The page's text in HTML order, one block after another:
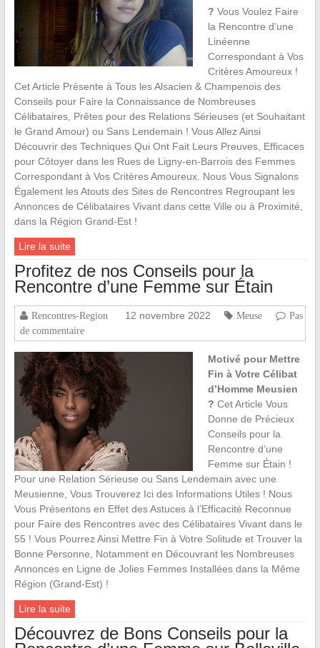
? Vous Voulez Faire
la Rencontre d’une
Linéenne
Correspondant à Vos
Critères Amoureux !
Cet Article Présente à Tous les Alsacien & Champenois des
Conseils pour Faire la Connaissance de Nombreuses
Célibataires, Prêtes pour des Relations Sérieuses (et Souhaitant
le Grand Amour) ou Sans Lendemain ! Vous Allez Ainsi
Découvrir des Techniques Qui Ont Fait Leurs Preuves, Efficaces
pour Côtoyer dans les Rues de Ligny-en-Barrois des Femmes
Correspondant à Vos Critères Amoureux. Nous Vous Signalons
Également les Atouts des Sites de Rencontres Regroupant les
Annonces de Célibataires Vivant dans cette Ville ou à Proximité,
dans la Région Grand-Est !
Lire la suite
Profitez de nos Conseils pour la
Rencontre d’une Femme sur Étain
Rencontres-Region 12 novembre 2022 Meuse
Pas
de commentaire
Motivé pour Mettre
Fin à Votre Célibat
d’Homme Meusien
? Cet Article Vous
Donne de Précieux
Conseils pour la
Rencontre d’une
Femme sur Étain !
Pour une Relation Sérieuse ou Sans Lendemain avec une
Meusienne, Vous Trouverez Ici des Informations Utiles ! Nous
Vous Présentons en Effet des Astuces à l’Efficacité Reconnue
pour Faire des Rencontres avec des Célibataires Vivant dans le
55 ! Vous Pourrez Ainsi Mettre Fin à Votre Solitude et Trouver la
Bonne Personne, Notamment en Découvrant les Nombreuses
Annonces en Ligne de Jolies Femmes Installées dans la Même
Région (Grand-Est) !
Lire la suite
Découvrez de Bons Conseils pour la